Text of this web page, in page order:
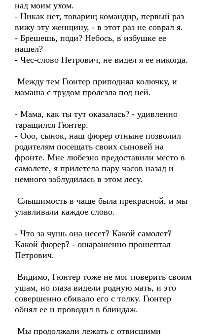
над моим ухом.
- Никак нет, товарищ командир, первый раз
вижу эту женщину, - в этот раз не соврал я.
- Брешешь, поди? Небось, в избушке ее
нашел?
- Чес-слово Петрович, не видел я ее никогда.
Между тем Гюнтер приподнял колючку, и
мамаша с трудом пролезла под ней.
- Мама, как ты тут оказалась? - удивленно
таращился Гюнтер.
- Ооо, сынок, наш фюрер отныне позволил
родителям посещать своих сыновей на
фронте. Мне любезно предоставили место в
самолете, я прилетела пару часов назад и
немного заблудилась в этом лесу.
Слышимость в чаще была прекрасной, и мы
улавливали каждое слово.
- Что за чушь она несет? Какой самолет?
Какой фюрер? - ошарашенно прошептал
Петрович.
Видимо, Гюнтер тоже не мог поверить своим
ушам, но глаза видели родную мать, и это
совершенно сбивало его с толку. Гюнтер
обнял ее и проводил в блиндаж.
Мы продолжали лежать с отвисшими